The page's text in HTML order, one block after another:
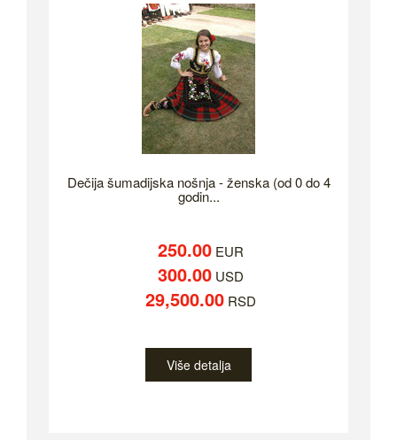
Dečija šumadijska nošnja - ženska (od 0 do 4
godin...
250.00 EUR
300.00 USD
29,500.00 RSD
Više detalja